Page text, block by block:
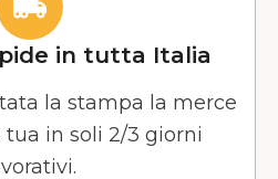
in tutta Italia
la stampa la merce
tua in soli 2/3 giorni